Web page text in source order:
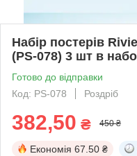
Набір постерів
(PS-078) 3 шт в
Готово до відправки
Код: PS-078
Роздріб
382,50 ₴ 450 ₴
Економія 67.50 ₴